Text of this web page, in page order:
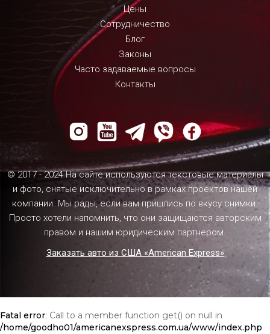
Цены
Сотрудничество
Блог
Законы
Часто задаваемые вопросы
Контакты
© 2017 - 2024 На сайте используются текстовые материалы
и фото, снятые исключительно в рамках проектов нашей
компании. Мы рады, если вам пришлись по вкусу снимки.
Просто хотели напомнить, что они защищаются авторским
правом и нашим юридическим партнером.
Заказать авто из США «American Express»
Fatal error: Call to a member function get() on null in
/home/goodho01/americanexspress.com.ua/www/index.php